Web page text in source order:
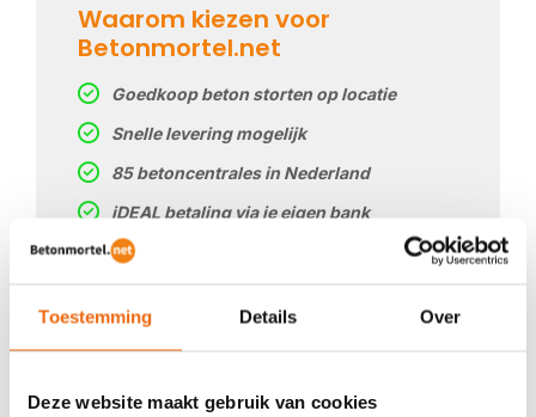
Toestemming Details Over
Deze website maakt gebruik van cookies
Waarom kiezen voor
Betonmortel.net
Goedkoop beton storten op locatie
Snelle levering mogelijk
85 betoncentrales in Nederland
iDEAL betaling via je eigen bank
Prijs op basis van uw postcode
Veilig betalen met: